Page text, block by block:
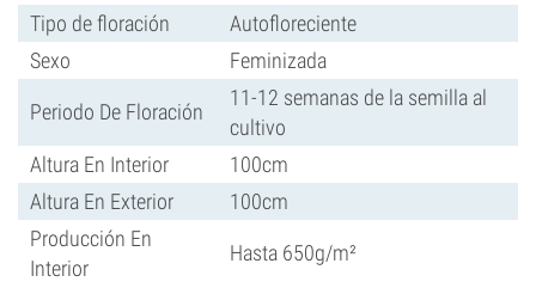
Tipo de floración
Autofloreciente
Sexo
Feminizada
Periodo De Floración
11-12 semanas de la semilla al
cultivo
Altura En Interior
100cm
Altura En Exterior
100cm
Producción En
Interior
Hasta 650g/m²